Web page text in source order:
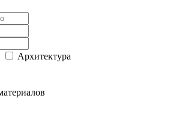
Архитектура